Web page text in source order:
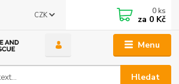
Menu
CZK
Hledat
0 ks
za 0 Kč